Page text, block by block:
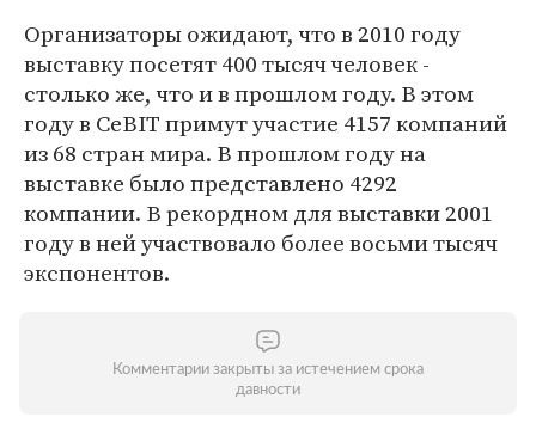
Организаторы ожидают, что в 2010 году
выставку посетят 400 тысяч человек -
столько же, что и в прошлом году. В этом
году в CeBIT примут участие 4157 компаний
из 68 стран мира. В прошлом году на
выставке было представлено 4292
компании. В рекордном для выставки 2001
году в ней участвовало более восьми тысяч
экспонентов.
Комментарии закрыты за истечением срока
давности